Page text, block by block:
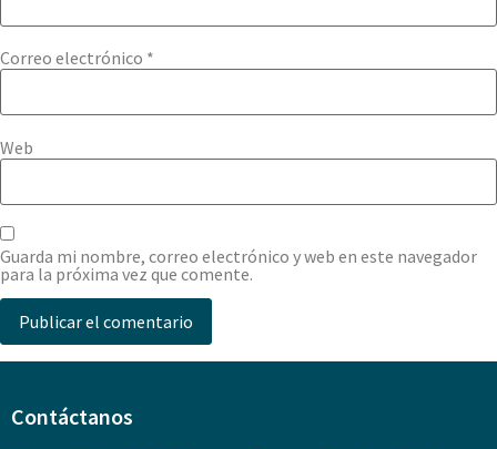
Correo electrónico *
Web
Guarda mi nombre, correo electrónico y web en este navegador
para la próxima vez que comente.
Contáctanos